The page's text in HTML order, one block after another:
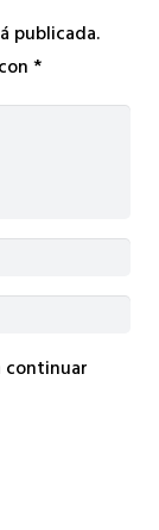
publicada.
*
continuar